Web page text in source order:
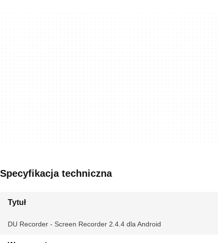
Specyfikacja techniczna
Tytuł
DU Recorder - Screen Recorder 2.4.4 dla Android